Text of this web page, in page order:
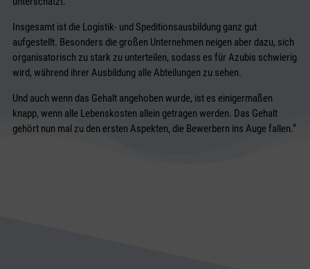
Insgesamt ist die Logistik- und Speditionsausbildung ganz gut
aufgestellt. Besonders die großen Unternehmen neigen aber dazu, sich
organisatorisch zu stark zu unterteilen, sodass es für Azubis schwierig
wird, während ihrer Ausbildung alle Abteilungen zu sehen.
Und auch wenn das Gehalt angehoben wurde, ist es einigermaßen
knapp, wenn alle Lebenskosten allein getragen werden. Das Gehalt
gehört nun mal zu den ersten Aspekten, die Bewerbern ins Auge fallen.“